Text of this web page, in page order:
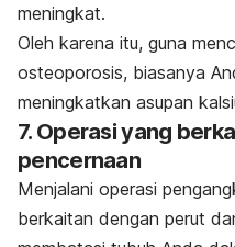
meningkat.
Oleh karena itu, guna
osteoporosis, biasanya
meningkatkan asupan
7. Operasi yang
pencernaan
Menjalani operasi
berkaitan dengan perut